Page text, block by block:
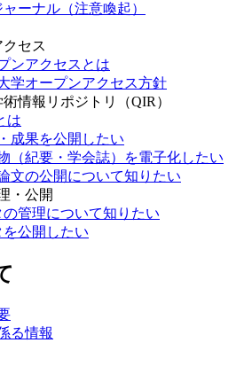
ーナル（注意喚起）
セス
ンアクセスとは
学オープンアクセス方針
情報リポジトリ（QIR）
は
成果を公開したい
（紀要・学会誌）を電子化したい
文の公開について知りたい
・公開
管理について知りたい
公開したい
る情報